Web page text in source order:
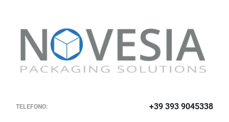
TELEFONO: +39 393 9045338